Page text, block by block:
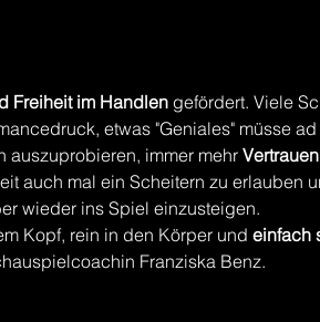
Freiheit im Handlen gefördert. Viele
etwas "Geniales" müsse
auszuprobieren, immer mehr
auch mal ein Scheitern zu erlauben
wieder ins Spiel einzusteigen.
Kopf, rein in den Körper und einfach
Franziska Benz.